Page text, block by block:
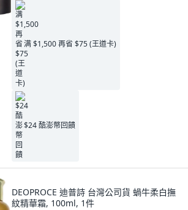
满 $1,500 再省 $75 (王道卡)
$24 酷澎幣回饋
DEOPROCE 迪普詩 台灣公司貨 蝸牛柔白撫
紋精華霜, 100ml, 1件